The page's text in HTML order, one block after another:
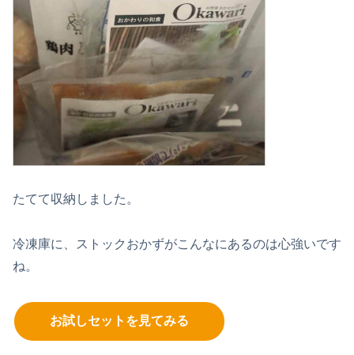
たてて収納しました。
冷凍庫に、ストックおかずがこんなにあるのは心強いです
ね。
お試しセットを見てみる